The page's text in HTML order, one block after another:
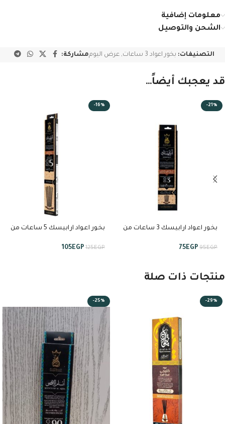
معلومات إضافية
الشحن والتوصيل
التصنيفات: بخور اعواد 3 ساعات , عرض اليوممشاركة:
قد يعجبك أيضاً…
-21%
بخور اعواد ارابيسك 3 ساعات من
95EGP
75EGP
-16%
بخور اعواد ارابيسك 5 ساعات من
125EGP
105EGP
منتجات ذات صلة
-29%
-25%